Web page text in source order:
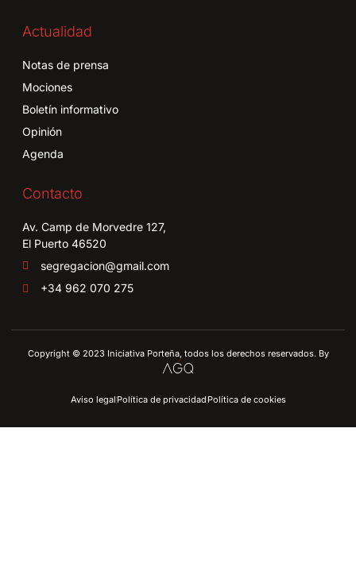
Actualidad
Notas de prensa
Mociones
Boletín informativo
Opinión
Agenda
Contacto
Av. Camp de Morvedre 127,
El Puerto 46520
segregacion@gmail.com
+34 962 070 275
Copyright © 2023 Iniciativa Porteña, todos los derechos reservados. By
Aviso legalPolítica de privacidadPolítica de cookies